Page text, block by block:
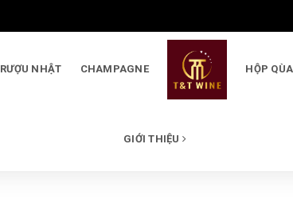
RƯỢU NHẬT CHAMPAGNE HỘP QÙA
GIỚI THIỆU